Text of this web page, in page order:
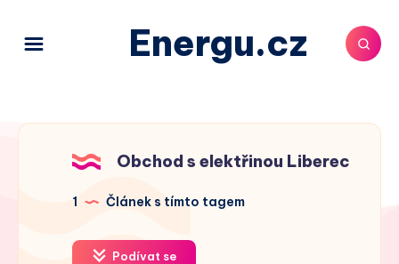
Energu.cz
Obchod s elektřinou Liberec
1 Článek s tímto tagem
Podívat se